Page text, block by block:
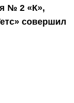
№ 2 «К»,
совершил